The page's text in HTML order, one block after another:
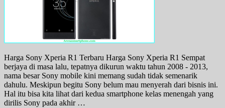
Harga Sony Xperia R1 Terbaru Harga Sony Xperia R1 Sempat
berjaya di masa lalu, tepatnya dikurun waktu tahun 2008 - 2013,
nama besar Sony mobile kini memang sudah tidak semenarik
dahulu. Meskipun begitu Sony belum mau menyerah dari bisnis ini.
Hal itu bisa kita lihat dari kedua smartphone kelas menengah yang
dirilis Sony pada akhir …